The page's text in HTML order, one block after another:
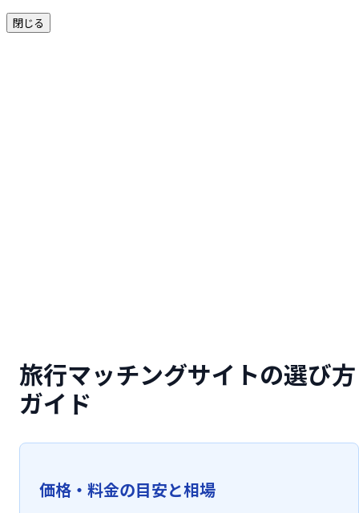
閉じる
旅行マッチングサイトの選び方
ガイド
価格・料金の目安と相場